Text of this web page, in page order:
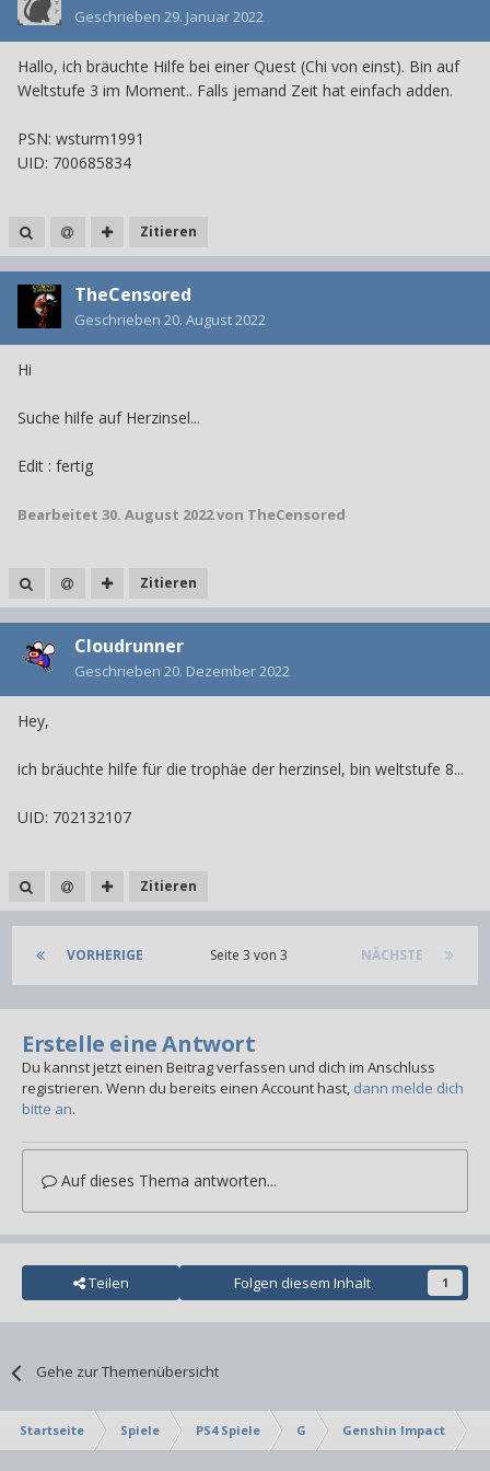
Geschrieben 29. Januar 2022
Hallo, ich bräuchte Hilfe bei einer Quest (Chi von einst). Bin auf
Weltstufe 3 im Moment.. Falls jemand Zeit hat einfach adden.
PSN: wsturm1991
UID: 700685834
Zitieren
TheCensored
Geschrieben 20. August 2022
Hi
Suche hilfe auf Herzinsel...
Edit : fertig
Bearbeitet 30. August 2022von TheCensored
Zitieren
Cloudrunner
Geschrieben 20. Dezember 2022
Hey,
ich bräuchte hilfe für die trophäe der herzinsel, bin weltstufe 8...
UID: 702132107
Zitieren
VORHERIGE NÄCHSTE
Seite 3 von 3
Erstelle eine Antwort
Du kannst jetzt einen Beitrag verfassen und dich im Anschluss
registrieren. Wenn du bereits einen Account hast, dann melde dich
bitte an.
Auf dieses Thema antworten...
Teilen Folgen diesem Inhalt 1
Gehe zur Themenübersicht
Startseite Spiele PS4 Spiele G Genshin Impact